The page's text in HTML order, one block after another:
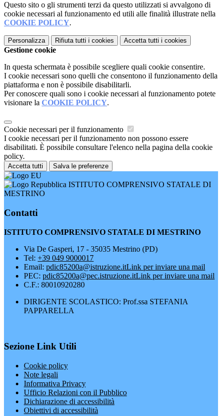
Questo sito o gli strumenti terzi da questo utilizzati si avvalgono di
cookie necessari al funzionamento ed utili alle finalità illustrate nella
COOKIE POLICY.
Personalizza Rifiuta tutti i cookies Accetta tutti i cookies
Gestione cookie
In questa schermata è possibile scegliere quali cookie consentire.
I cookie necessari sono quelli che consentono il funzionamento della
piattaforma e non è possibile disabilitarli.
Per conoscere quali sono i cookie necessari al funzionamento potete
visionare la COOKIE POLICY.
Cookie necessari per il funzionamento
I cookie necessari per il funzionamento non possono essere
disabilitati. È possibile consultare l'elenco nella pagina della cookie
policy.
Accetta tutti Salva le preferenze
ISTITUTO COMPRENSIVO STATALE DI
MESTRINO
Contatti
ISTITUTO COMPRENSIVO STATALE DI MESTRINO
Via De Gasperi, 17 - 35035 Mestrino (PD)
Tel: +39 049 9000017
Email: pdic85200a@istruzione.itLink per inviare una mail
PEC: pdic85200a@pec.istruzione.itLink per inviare una mail
C.F.: 80010920280
DIRIGENTE SCOLASTICO: Prof.ssa STEFANIA
PAPPARELLA
Sezione Link Utili
Cookie policy
Note legali
Informativa Privacy
Ufficio Relazioni con il Pubblico
Dichiarazione di accessibilità
Obiettivi di accessibilità